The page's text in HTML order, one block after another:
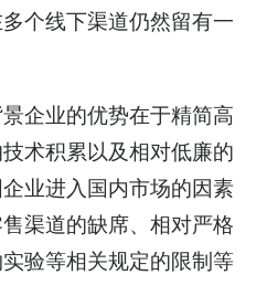
个线下渠道仍然留有一
企业的优势在于精简高
术积累以及相对低廉的
业进入国内市场的因素
渠道的缺席、相对严格
验等相关规定的限制等